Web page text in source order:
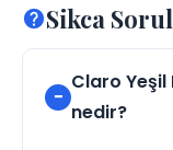
Sikca
Claro Yeşil
nedir?